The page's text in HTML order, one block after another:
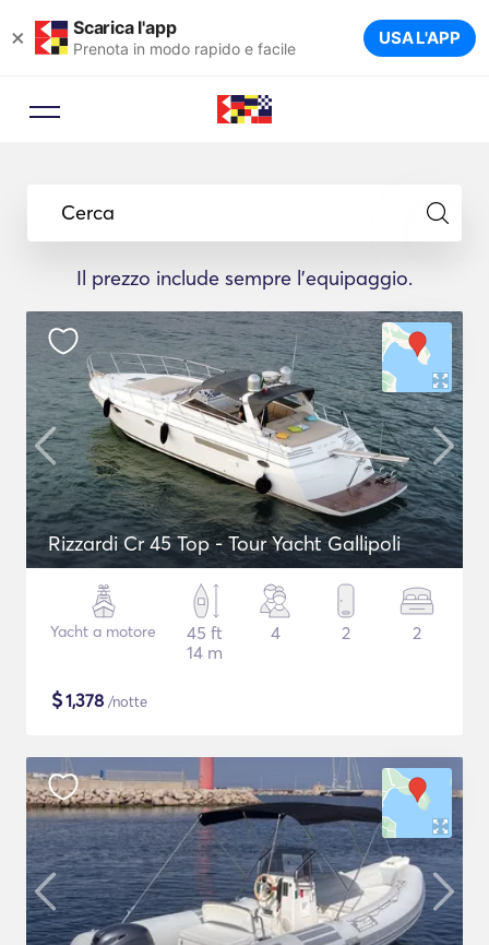
× Scarica l'app
Prenota in modo rapido e facile USA L'APP
Cerca
Il prezzo include sempre l'equipaggio.
Rizzardi Cr 45 Top - Tour Yacht Gallipoli
Yacht a motore
45 ft
14 m
4 2 2
$1,378 /notte